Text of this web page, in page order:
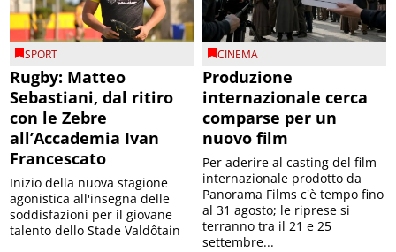
SPORT
Rugby: Matteo
Sebastiani, dal ritiro
con le Zebre
all’Accademia Ivan
Francescato
Inizio della nuova stagione
agonistica all'insegna delle
soddisfazioni per il giovane
talento dello Stade Valdôtain
CINEMA
Produzione
internazionale cerca
comparse per un
nuovo film
Per aderire al casting del film
internazionale prodotto da
Panorama Films c'è tempo fino
al 31 agosto; le riprese si
terranno tra il 21 e 25
settembre...